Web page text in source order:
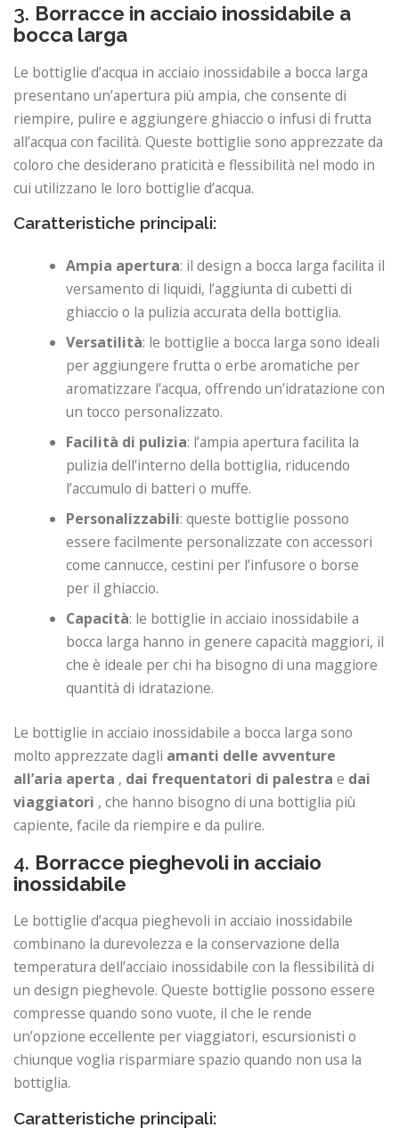
3. Borracce in acciaio inossidabile a
bocca larga
Le bottiglie d’acqua in acciaio inossidabile a bocca larga
presentano un’apertura più ampia, che consente di
riempire, pulire e aggiungere ghiaccio o infusi di frutta
all’acqua con facilità. Queste bottiglie sono apprezzate da
coloro che desiderano praticità e flessibilità nel modo in
cui utilizzano le loro bottiglie d’acqua.
Caratteristiche principali:
Ampia apertura: il design a bocca larga facilita il
versamento di liquidi, l’aggiunta di cubetti di
ghiaccio o la pulizia accurata della bottiglia.
Versatilità: le bottiglie a bocca larga sono ideali
per aggiungere frutta o erbe aromatiche per
aromatizzare l’acqua, offrendo un’idratazione con
un tocco personalizzato.
Facilità di pulizia: l’ampia apertura facilita la
pulizia dell’interno della bottiglia, riducendo
l’accumulo di batteri o muffe.
Personalizzabili: queste bottiglie possono
essere facilmente personalizzate con accessori
come cannucce, cestini per l’infusore o borse
per il ghiaccio.
Capacità: le bottiglie in acciaio inossidabile a
bocca larga hanno in genere capacità maggiori, il
che è ideale per chi ha bisogno di una maggiore
quantità di idratazione.
Le bottiglie in acciaio inossidabile a bocca larga sono
molto apprezzate dagli amanti delle avventure
all’aria aperta , dai frequentatori di palestra e dai
viaggiatori , che hanno bisogno di una bottiglia più
capiente, facile da riempire e da pulire.
4. Borracce pieghevoli in acciaio
inossidabile
Le bottiglie d’acqua pieghevoli in acciaio inossidabile
combinano la durevolezza e la conservazione della
temperatura dell’acciaio inossidabile con la flessibilità di
un design pieghevole. Queste bottiglie possono essere
compresse quando sono vuote, il che le rende
un’opzione eccellente per viaggiatori, escursionisti o
chiunque voglia risparmiare spazio quando non usa la
bottiglia.
Caratteristiche principali: